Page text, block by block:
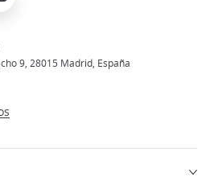
9, 28015 Madrid, España